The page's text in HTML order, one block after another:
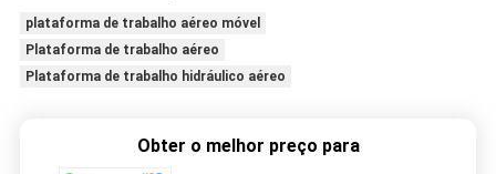
plataforma de trabalho aéreo móvel
Plataforma de trabalho aéreo
Plataforma de trabalho hidráulico aéreo
Obter o melhor preço para